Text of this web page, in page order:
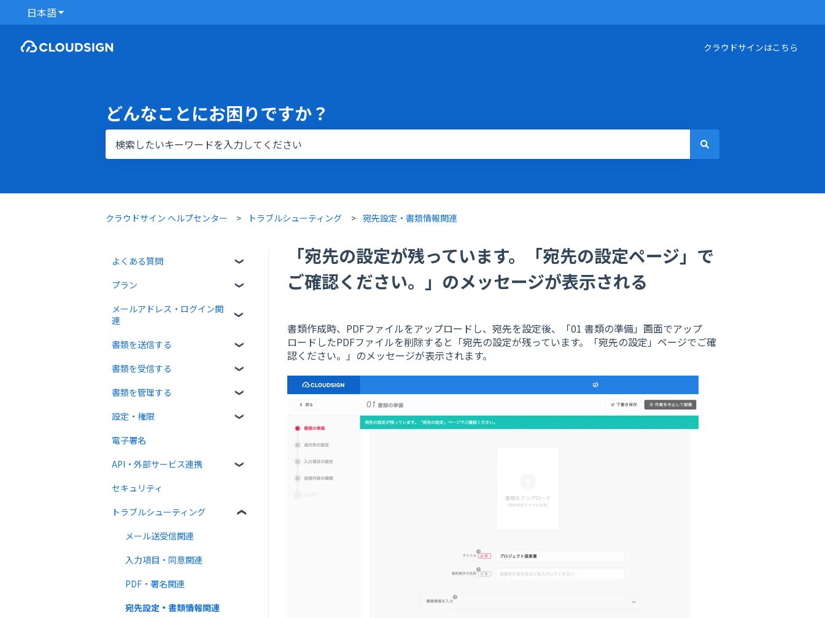
日本語翻訳のサブメニューを表示
クラウドサインはこちら
どんなことにお困りですか？
クラウドサイン ヘルプセンター トラブルシューティング 宛先設定・書類情報関連
「宛先の設定が残っています。「宛先の設定ページ」で
ご確認ください。」のメッセージが表示される
書類作成時、PDFファイルをアップロードし、宛先を設定後、「01 書類の準備」画面でアップ
ロードしたPDFファイルを削除すると「宛先の設定が残っています。「宛先の設定」ページでご確
認ください。」のメッセージが表示されます。
よくある質問
クラウドサインについて
書類について
プラン
無料プラン
メールアドレス・ログイン関
連
ログイン関連
書類を送信する
書類のアップロード・編集
宛先設定
一括送信
送信時の設定
送信後の操作
テンプレート
書類を受信する
受信者ガイド
書類の受信
書類を管理する
書類の確認
書類情報の入力
書類インポート
複数部署管理
設定・権限
個人設定
管理者向け設定
高度な設定をする
電子署名
API・外部サービス連携
Web API
外部連携
クラウドサイン ペイメント
法律
セキュリティ
トラブルシューティング
メール送受信関連
入力項目・同意関連
PDF・署名関連
宛先設定・書類情報関連